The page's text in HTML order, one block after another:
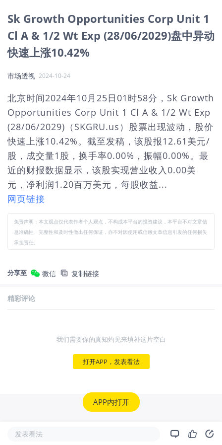
Sk Growth Opportunities Corp Unit 1
Cl A & 1/2 Wt Exp (28/06/2029)盘中异动
快速上涨10.42%
市场透视 2024-10-24
北京时间2024年10月25日01时58分，Sk Growth
Opportunities Corp Unit 1 Cl A & 1/2 Wt Exp
(28/06/2029)（SKGRU.us）股票出现波动，股价
快速上涨10.42%。截至发稿，该股报12.61美元/
股，成交量1股，换手率0.00%，振幅0.00%。最
近的财报数据显示，该股实现营业收入0.00美
元，净利润1.20百万美元，每股收益...
网页链接
免责声明：本文观点仅代表作者个人观点，不构成本平台的投资建议，本平台不对文章信
息准确性、完整性和及时性做出任何保证，亦不对因使用或信赖文章信息引发的任何损失
承担责任。
分享至 微信 复制链接
精彩评论
我们需要你的真知灼见来填补这片空白
打开APP，发表看法
APP内打开
发表看法